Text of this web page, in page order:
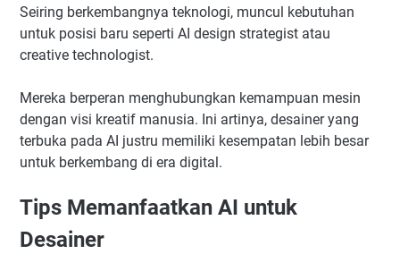
Seiring berkembangnya teknologi, muncul kebutuhan
untuk posisi baru seperti AI design strategist atau
creative technologist.
Mereka berperan menghubungkan kemampuan mesin
dengan visi kreatif manusia. Ini artinya, desainer yang
terbuka pada AI justru memiliki kesempatan lebih besar
untuk berkembang di era digital.
Tips Memanfaatkan AI untuk
Desainer